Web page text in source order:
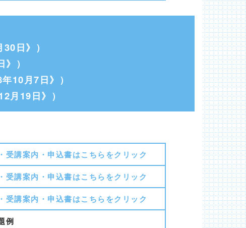
日》）
）
10月7日》）
月19日》）
受講案内・申込書はこちらをクリック
受講案内・申込書はこちらをクリック
受講案内・申込書はこちらをクリック
例